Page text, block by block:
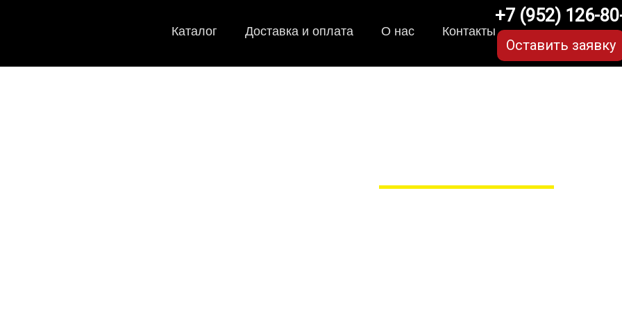
Каталог Доставка и оплата О нас Контакты
+7 (952) 126-
Оставить заявку